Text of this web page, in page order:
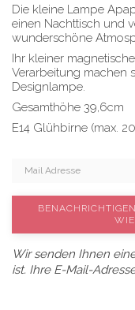
Die kleine Lampe
einen Nachttisch und
wunderschöne
Ihr kleiner
Verarbeitung machen
Designlampe.
Gesamthöhe 39,6cm
E14 Glühbirne (max.
Wir senden Ihnen
ist. Ihre E-Mail-